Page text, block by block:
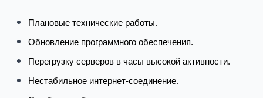
Плановые технические работы.
Обновление программного обеспечения.
Перегрузку серверов в часы высокой активности.
Нестабильное интернет-соединение.